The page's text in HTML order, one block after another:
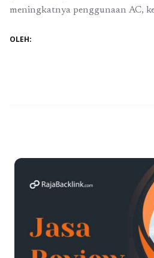
meningkatnya penggunaan AC,
Namun, biaya untuk jasa servis AC
OLEH: